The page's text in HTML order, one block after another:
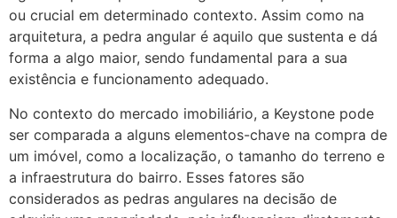
ou crucial em determinado contexto. Assim como na
arquitetura, a pedra angular é aquilo que sustenta e dá
forma a algo maior, sendo fundamental para a sua
existência e funcionamento adequado.
No contexto do mercado imobiliário, a Keystone pode
ser comparada a alguns elementos-chave na compra de
um imóvel, como a localização, o tamanho do terreno e
a infraestrutura do bairro. Esses fatores são
considerados as pedras angulares na decisão de